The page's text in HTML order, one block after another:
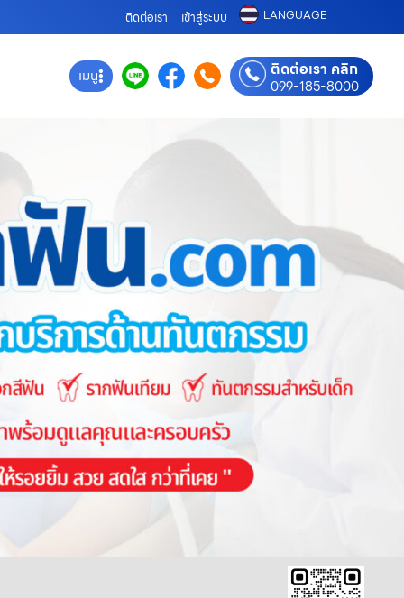
ติดต่อเรา เข้าสู่ระบบ LANGUAGE
เมนู ติดต่อเรา คลิก
099-185-8000